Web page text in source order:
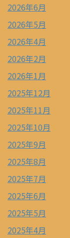
2026年6月
2026年5月
2026年4月
2026年2月
2026年1月
2025年12月
2025年11月
2025年10月
2025年9月
2025年8月
2025年7月
2025年6月
2025年5月
2025年4月